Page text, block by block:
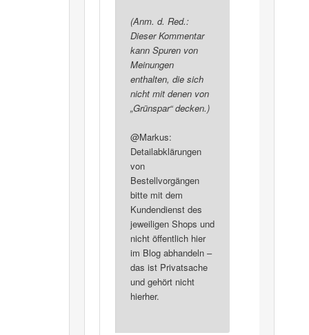
(Anm. d. Red.:
Dieser Kommentar
kann Spuren von
Meinungen
enthalten, die sich
nicht mit denen von
„Grünspar“ decken.)
@Markus:
Detailabklärungen
von
Bestellvorgängen
bitte mit dem
Kundendienst des
jeweiligen Shops und
nicht öffentlich hier
im Blog abhandeln –
das ist Privatsache
und gehört nicht
hierher.